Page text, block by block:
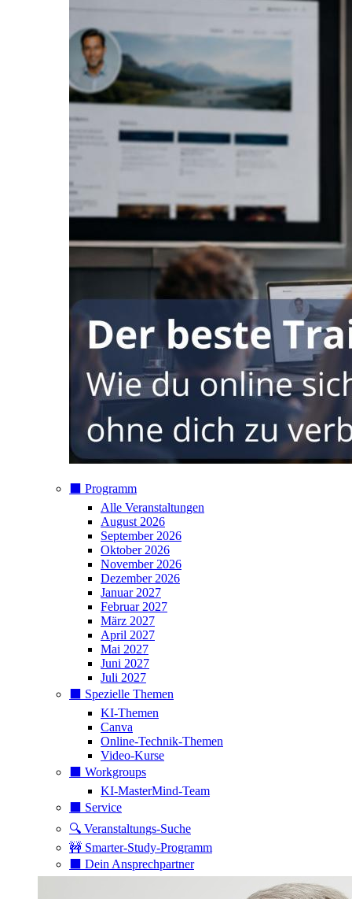
⬛️ Programm
Alle Veranstaltungen
August 2026
September 2026
Oktober 2026
November 2026
Dezember 2026
Januar 2027
Februar 2027
März 2027
April 2027
Mai 2027
Juni 2027
Juli 2027
⬛️ Spezielle Themen
KI-Themen
Canva
Online-Technik-Themen
Video-Kurse
⬛️ Workgroups
KI-MasterMind-Team
⬛️ Service
🔍 Veranstaltungs-Suche
🚧 Smarter-Study-Programm
⬛️ Dein Ansprechpartner